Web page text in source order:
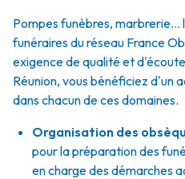
Pompes funèbres, marbrerie…
funéraires du réseau France
exigence de qualité et
Réunion, vous bénéficiez d'un
dans chacun de ces domaines.
Organisation des
pour la préparation des
en charge des démarches